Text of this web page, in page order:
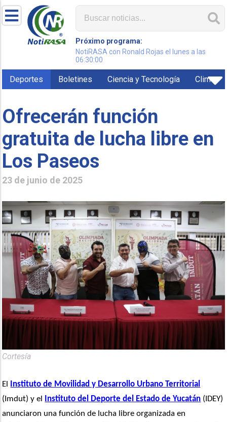
Próximo programa:
NotiRASA con Ronald Rojas el lunes a las
06:30:00
Deportes Boletines Ciencia y Tecnología Clima
Ofrecerán función
gratuita de lucha libre en
Los Paseos
23 de junio de 2025
Cortesía
El
Instituto de Movilidad y Desarrollo Urbano Territorial
(Imdut) y el
Instituto del Deporte del Estado de Yucatán (IDEY)
anunciaron una función de lucha libre organizada en